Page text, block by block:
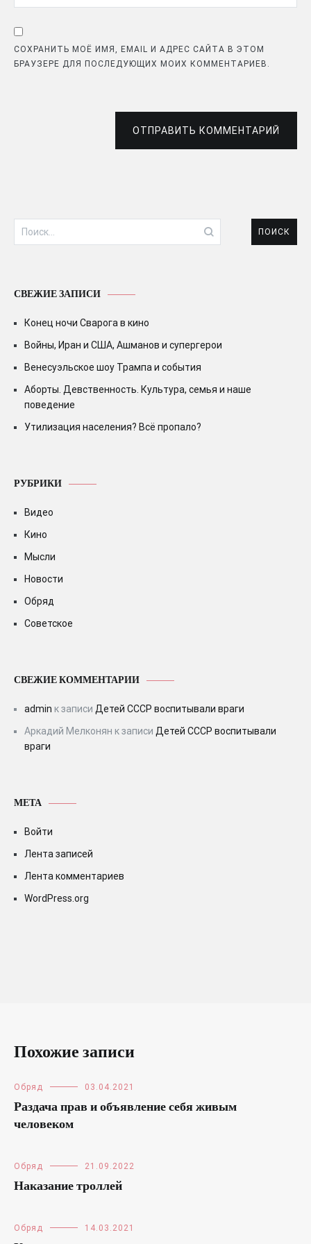
СОХРАНИТЬ МОЁ ИМЯ, EMAIL И АДРЕС САЙТА В ЭТОМ
БРАУЗЕРЕ ДЛЯ ПОСЛЕДУЮЩИХ МОИХ КОММЕНТАРИЕВ.
ОТПРАВИТЬ КОММЕНТАРИЙ
Найти:
СВЕЖИЕ ЗАПИСИ
Конец ночи Сварога в кино
Войны, Иран и США, Ашманов и супергерои
Венесуэльское шоу Трампа и события
Аборты. Девственность. Культура, семья и наше
поведение
Утилизация населения? Всё пропало?
РУБРИКИ
Видео
Кино
Мысли
Новости
Обряд
Советское
СВЕЖИЕ КОММЕНТАРИИ
admin к записи Детей СССР воспитывали враги
Аркадий Мелконян к записи Детей СССР воспитывали
враги
МЕТА
Войти
Лента записей
Лента комментариев
WordPress.org
Похожие записи
Обряд 03.04.2021
Раздача прав и объявление себя живым
человеком
Обряд 21.09.2022
Наказание троллей
Обряд 14.03.2021